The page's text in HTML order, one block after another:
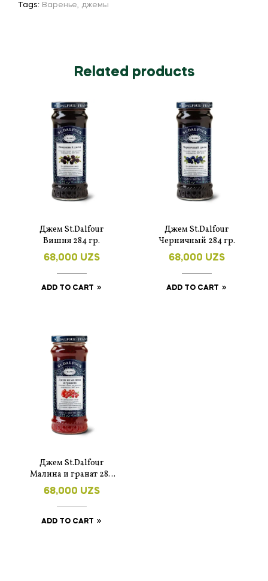
Tags: Варенье, джемы
Related products
Джем St.Dalfour
Вишня 284 гр.
68,000 UZS
ADD TO CART
Джем St.Dalfour
Черничный 284 гр.
68,000 UZS
ADD TO CART
Джем St.Dalfour
Малина и гранат 284
гр.
68,000 UZS
ADD TO CART